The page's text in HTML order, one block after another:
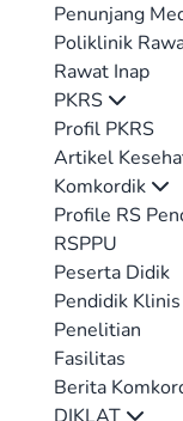
Penunjang
Poliklinik
Rawat Inap
PKRS
Profil PKRS
Artikel
Komkordik
Profile RS
RSPPU
Peserta Didik
Pendidik Klinis
Penelitian
Fasilitas
Berita